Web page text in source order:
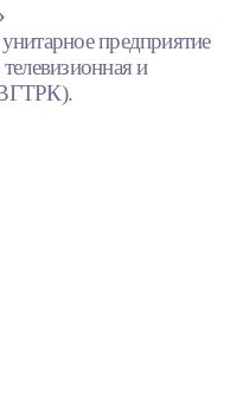
предприятие
и